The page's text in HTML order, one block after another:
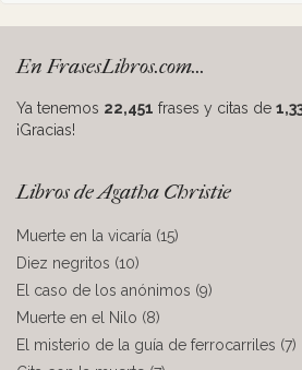
En FrasesLibros.com...
Ya tenemos 22,451 frases y citas de
¡Gracias!
Libros de Agatha Christie
Muerte en la vicaría (15)
Diez negritos (10)
El caso de los anónimos (9)
Muerte en el Nilo (8)
El misterio de la guía de ferrocarriles (7)